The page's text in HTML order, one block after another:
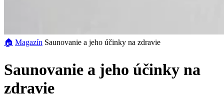
🏠︎ Magazín Saunovanie a jeho účinky na zdravie
Saunovanie a jeho účinky na
zdravie